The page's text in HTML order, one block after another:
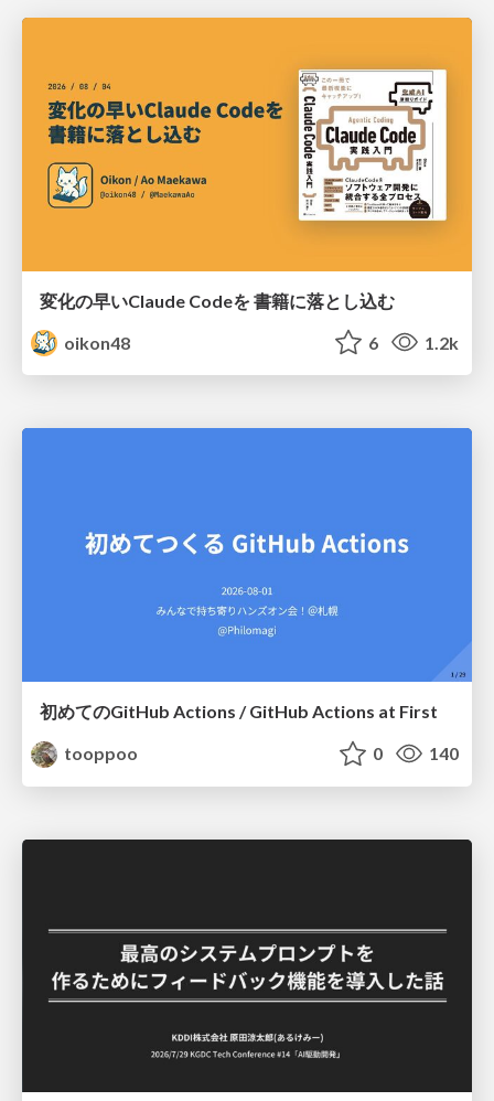
変化の早いClaude Codeを 書籍に落とし込む
oikon48
6 1.2k
初めてのGitHub Actions / GitHub Actions at First
tooppoo
0 140